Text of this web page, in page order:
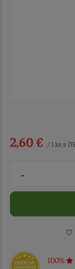
2,60 € / 1 ks s
-
100%